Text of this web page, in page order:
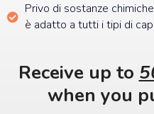
Privo di sostanze
è adatto a tutti i tipi di
Receive up to
when you